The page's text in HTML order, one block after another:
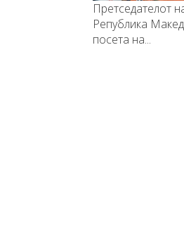
Претседателот на
Република Македонија во
посета на...